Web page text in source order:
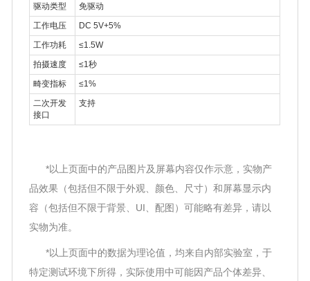
驱动类型
免驱动
工作电压
DC 5V+5%
工作功耗
≤1.5W
拍摄速度
≤1秒
畸变指标
≤1%
二次开发
接口
支持
*以上页面中的产品图片及屏幕内容仅作示意，实物产
品效果（包括但不限于外观、颜色、尺寸）和屏幕显示内
容（包括但不限于背景、UI、配图）可能略有差异，请以
实物为准。
*以上页面中的数据为理论值，均来自内部实验室，于
特定测试环境下所得，实际使用中可能因产品个体差异、